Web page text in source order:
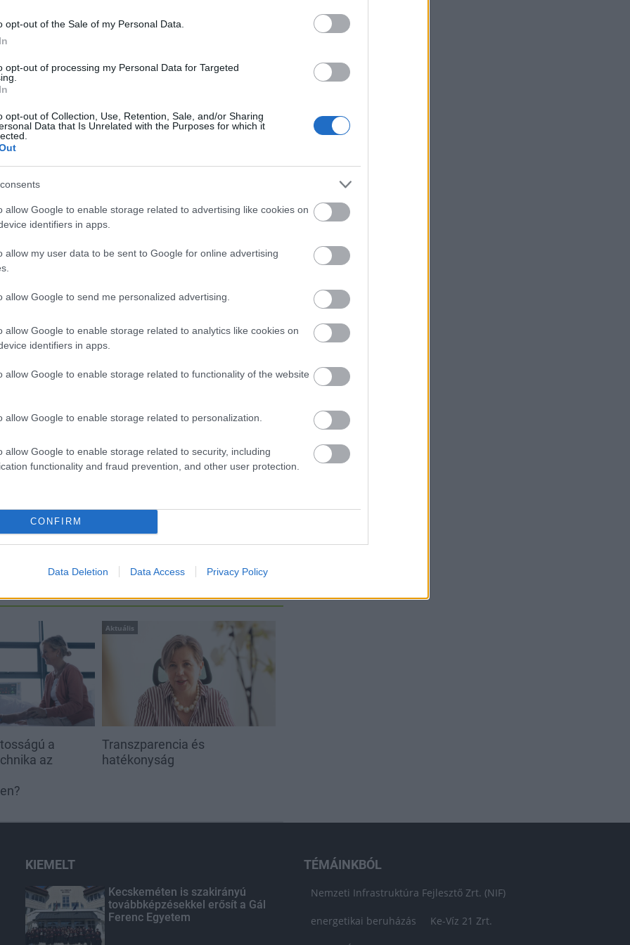
opt-out of the Sale of my Personal Data.
opt-out of processing my Personal Data for Targeted
opt-out of Collection, Use, Retention, Sale, and/or Sharing
Data that Is Unrelated with the Purposes for which it
allow Google to enable storage related to advertising like cookies on
identifiers in apps.
allow my user data to be sent to Google for online advertising
allow Google to send me personalized advertising.
allow Google to enable storage related to analytics like cookies on
identifiers in apps.
allow Google to enable storage related to functionality of the website
allow Google to enable storage related to personalization.
allow Google to enable storage related to security, including
functionality and fraud prevention, and other user protection.
CONFIRM
Data Deletion Data Access Privacy Policy
márciusától mostanáig pedig a kazah Kajrat
bajnokságon nyolcaddöntős nemzeti
mivel augusztusban magánéleti okokra
Elkészült a Liszt Ferenc repülőtér
és közműhálózatának fejlesztése
vezetéken múlt Bicske vízellátása
évfordulójára
A tengerfenék alatt négy
óriáskábellel kötik össze
a
az
Aktuális
Transzparencia és
hatékonyság
KIEMELT
Kecskeméten is szakirányú
továbbképzésekkel erősít a Gál
Ferenc Egyetem
TÉMÁINKBÓL
Nemzeti Infrastruktúra Fejlesztő Zrt. (NIF)
energetikai beruházás Ke-Víz 21 Zrt.